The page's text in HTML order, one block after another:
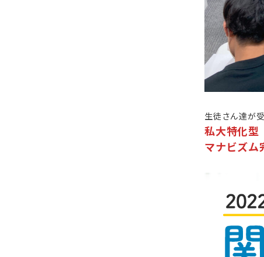
生徒さん達が
私大特化型
マナビズム